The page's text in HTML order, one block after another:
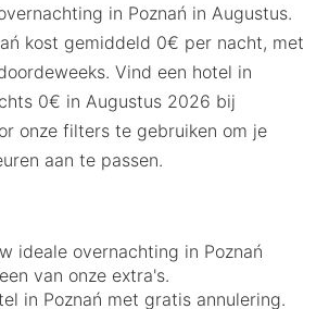
in Poznań in Augustus.
kost gemiddeld 0€ per nacht, met
Vind een hotel in
0€ in Augustus 2026 bij
onze filters te gebruiken om je
aan te passen.
ideale overnachting in Poznań
van onze extra's.
in Poznań met gratis annulering.